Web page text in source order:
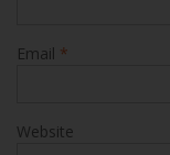
Email *
Website